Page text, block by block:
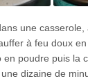
une
à feu doux
en poudre puis la
dizaine de